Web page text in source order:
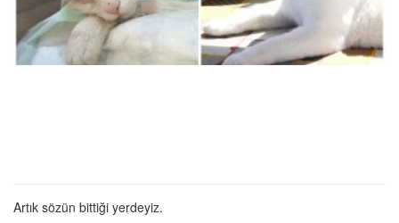
Artık sözün bittiği yerdeyiz.